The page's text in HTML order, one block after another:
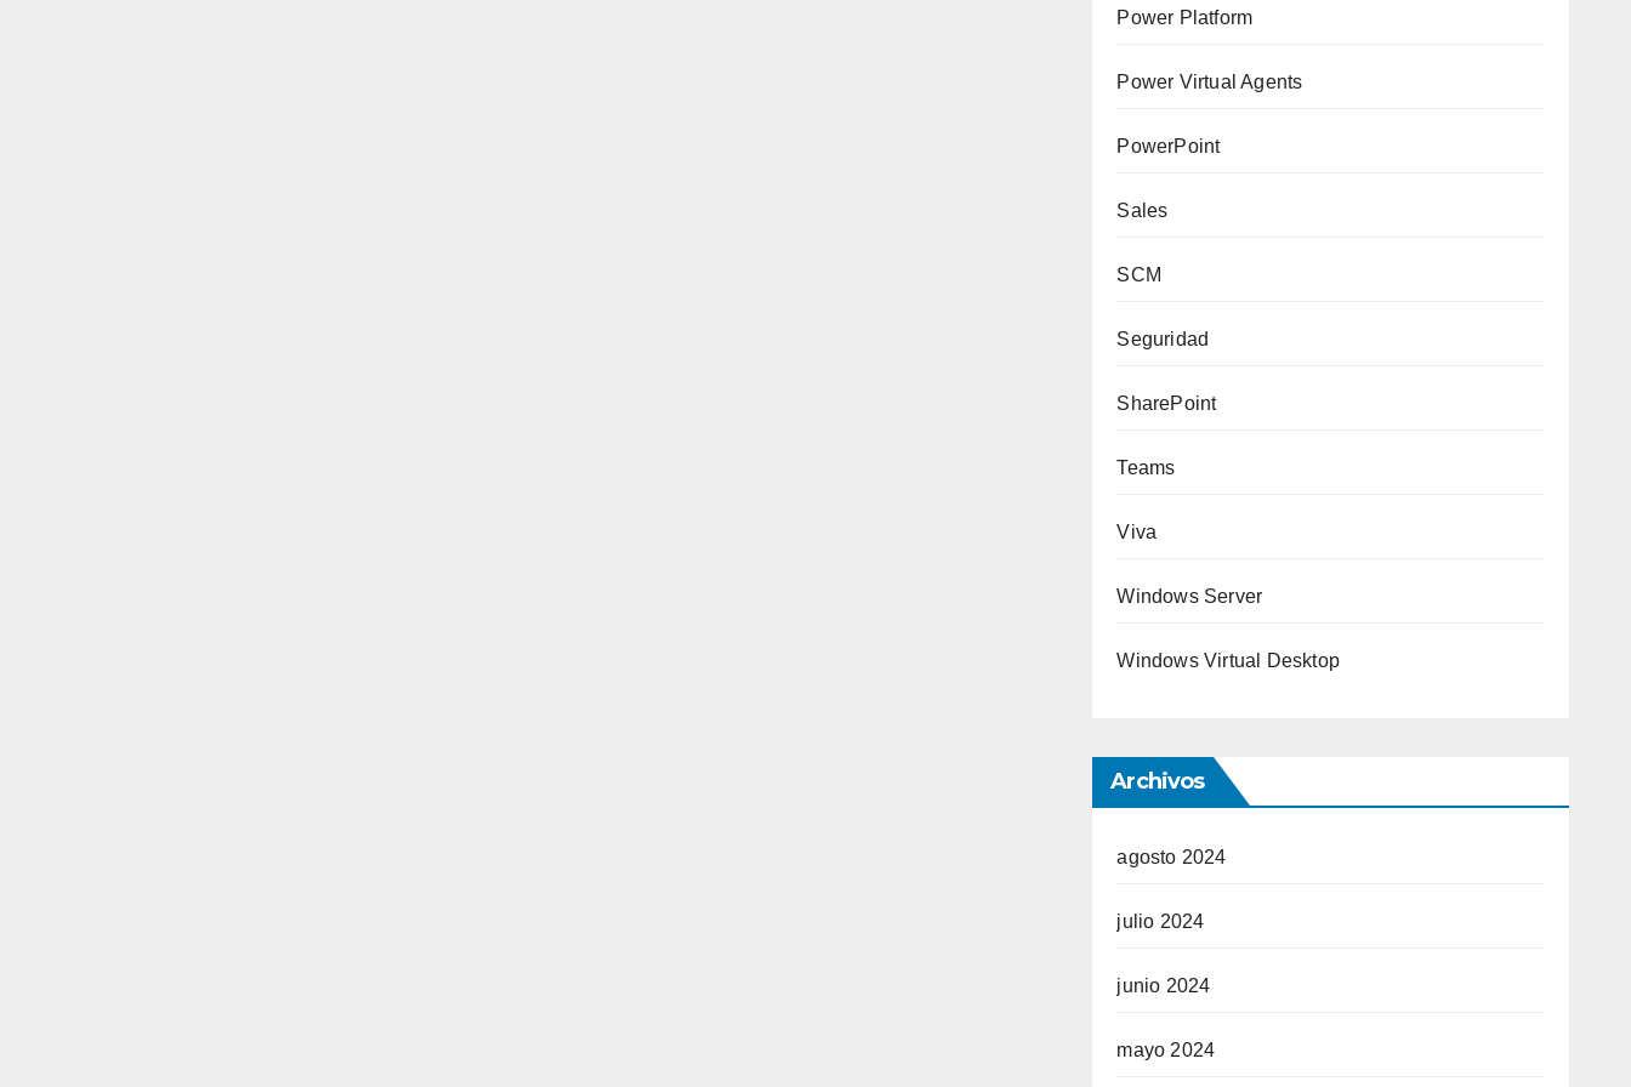
Power Platform
Power Virtual Agents
PowerPoint
Sales
SCM
Seguridad
SharePoint
Teams
Viva
Windows Server
Windows Virtual Desktop
Archivos
agosto 2024
julio 2024
junio 2024
mayo 2024